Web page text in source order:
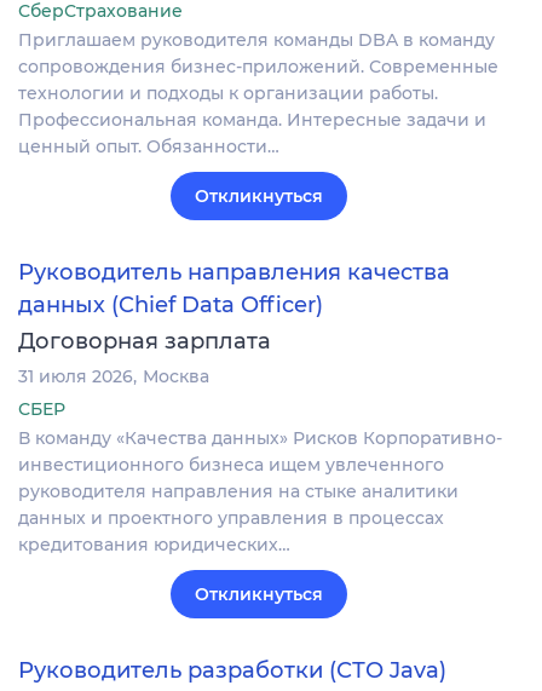
СберСтрахование
Приглашаем руководителя команды DBA в команду
сопровождения бизнес-приложений. Современные
технологии и подходы к организации работы.
Профессиональная команда. Интересные задачи и
ценный опыт. Обязанности…
Откликнуться
Руководитель направления качества
данных (Chief Data Officer)
Договорная зарплата
31 июля 2026 Москва
СБЕР
В команду «Качества данных» Рисков Корпоративно-
инвестиционного бизнеса ищем увлеченного
руководителя направления на стыке аналитики
данных и проектного управления в процессах
кредитования юридических…
Откликнуться
Руководитель разработки (СТО Java)